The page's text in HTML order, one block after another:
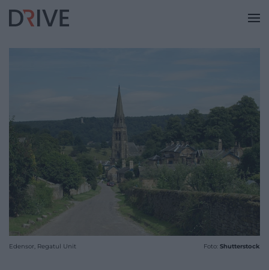
Edensor, Regatul Unit Foto: Shutterstock